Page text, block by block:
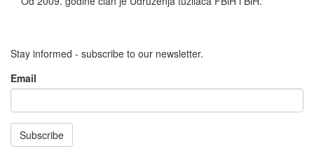
Stay informed - subscribe to our newsletter.
Email
Subscribe